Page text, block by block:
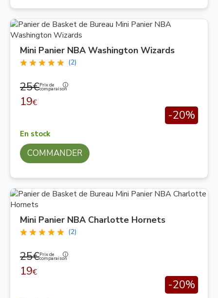
Mini Panier NBA Washington Wizards
(2)
25€Prix de
comparaison
19€
-20%
En stock
COMMANDER
Mini Panier NBA Charlotte Hornets
(2)
25€Prix de
comparaison
19€
-20%